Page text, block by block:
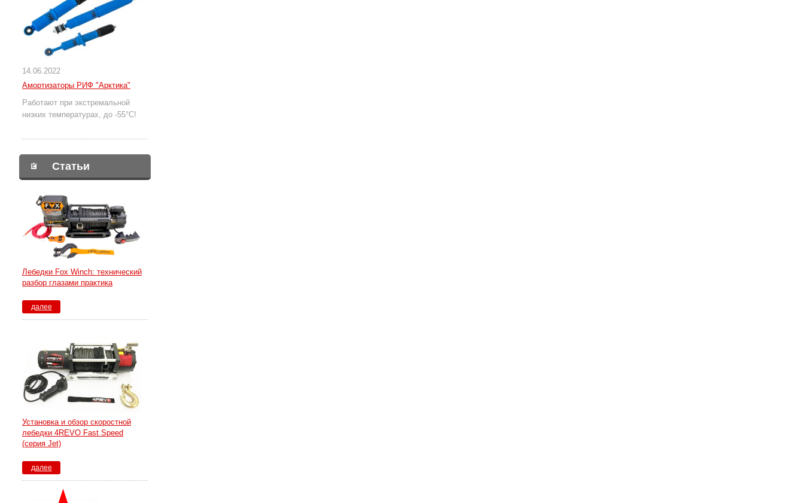
14.06.2022
Амортизаторы РИФ "Арктика"
Работают при экстремальной
низких температурах, до -55°С!
Статьи
Лебедки Fox Winch: технический
разбор глазами практика
далее
Установка и обзор скоростной
лебедки 4REVO Fast Speed
(серия Jet)
далее